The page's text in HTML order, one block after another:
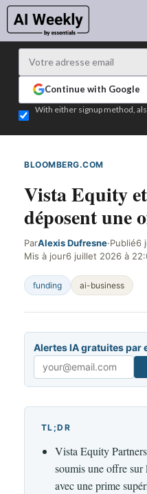
Continue with Google
With either signup method,
BLOOMBERG.COM
Vista Equity
déposent une
ParAlexis Dufresne·Publié6
Mis à jour6 juillet 2026 à
funding ai-business
Alertes IA gratuites par
Email
TL;DR
Vista Equity
soumis une offre
avec une prime